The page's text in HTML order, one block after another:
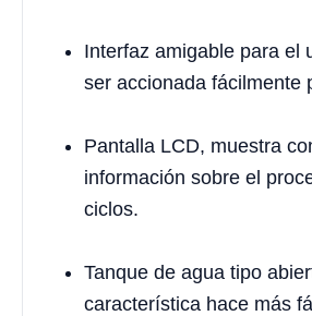
Interfaz amigable para el
ser accionada fácilmente
Pantalla LCD, muestra
información sobre el
ciclos.
Tanque de agua tipo
característica hace más